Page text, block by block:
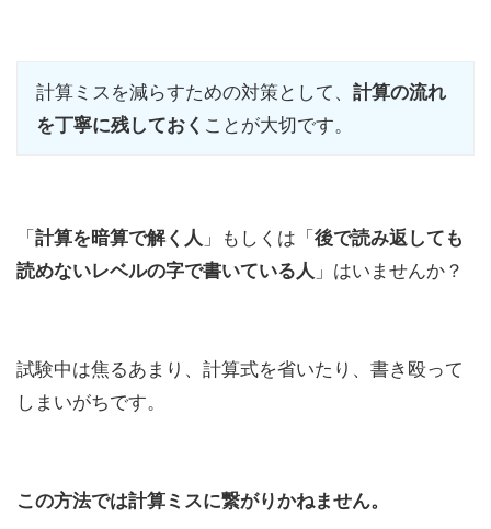
計算ミスを減らすための対策として、 計算の流れ
を丁寧に残しておく ことが大切です。
「 計算を暗算で解く人 」もしくは「 後で読み返しても
読めないレベルの字で書いている人 」はいませんか？
試験中は焦るあまり、計算式を省いたり、書き殴って
しまいがちです。
この方法では計算ミスに繋がりかねません。